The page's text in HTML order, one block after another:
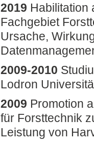
2019 Habilitation
Fachgebiet
Ursache,
2009-2010
Lodron
2009 Promotion
für Forsttechnik
Leistung von